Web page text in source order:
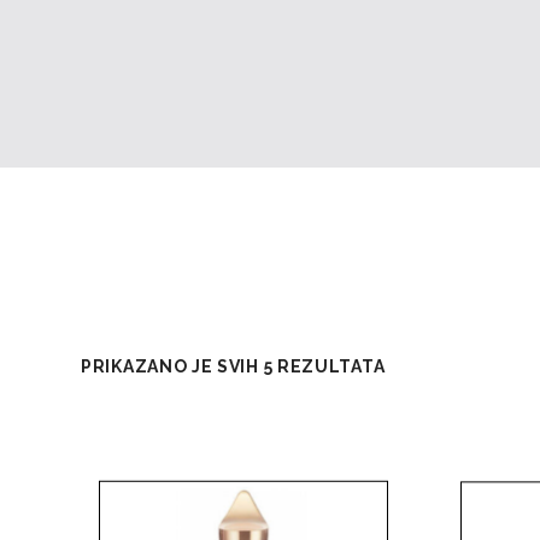
PRIKAZANO JE SVIH 5 REZULTATA